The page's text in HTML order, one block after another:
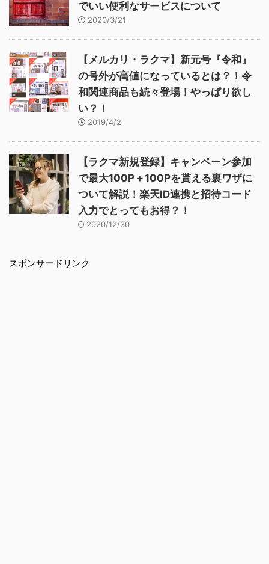
でいい便利なサービスについて
2020/3/21
【メルカリ・ラクマ】新元号『令和』
の号外が高値になっているとは？！令
和関連商品も続々登場！やっぱり欲し
い？！
2019/4/2
【ラクマ新規登録】キャンペーン参加
で最大100P＋100Pを貰える裏ワザに
ついて解説！楽天ID連携と招待コード
入力でとってもお得？！
2020/12/30
スポンサードリンク